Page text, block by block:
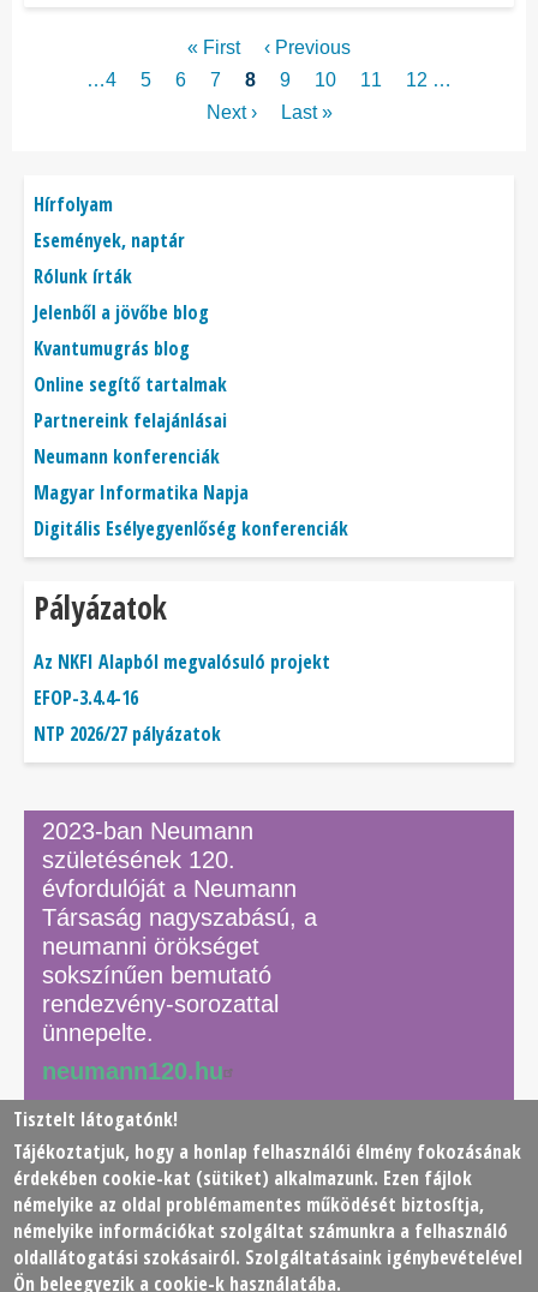
Első
oldal
« First
Előző
oldal
‹ Previous
Page
…4 Page
5 Page
6 Page
7
Jelenlegi
oldal
8 Page
9 Page
10 Page
11 Page
12 …
Következő
Next ›
Utolsó
Last »
Főmenü
Hírfolyam
Események, naptár
Rólunk írták
Jelenből a jövőbe blog
Kvantumugrás blog
Online segítő tartalmak
Partnereink felajánlásai
Neumann konferenciák
Magyar Informatika Napja
Digitális Esélyegyenlőség konferenciák
Pályázatok
Az NKFI Alapból megvalósuló projekt
EFOP-3.4.4-16
NTP 2026/27 pályázatok
2023-ban Neumann
születésének 120.
évfordulóját a Neumann
Társaság nagyszabású, a
neumanni örökséget
sokszínűen bemutató
rendezvény-sorozattal
ünnepelte.
neumann120.hu
© 2026 Neumann János Számítógéptudományi Társaság
(NJSZT)
Footer
Adatkezelési tájékoztató Impresszum Kapcsolat
Tisztelt látogatónk!
Tájékoztatjuk, hogy a honlap felhasználói élmény fokozásának
érdekében cookie-kat (sütiket) alkalmazunk. Ezen fájlok
némelyike az oldal problémamentes működését biztosítja,
némelyike információkat szolgáltat számunkra a felhasználó
oldallátogatási szokásairól. Szolgáltatásaink igénybevételével
Ön beleegyezik a cookie-k használatába.